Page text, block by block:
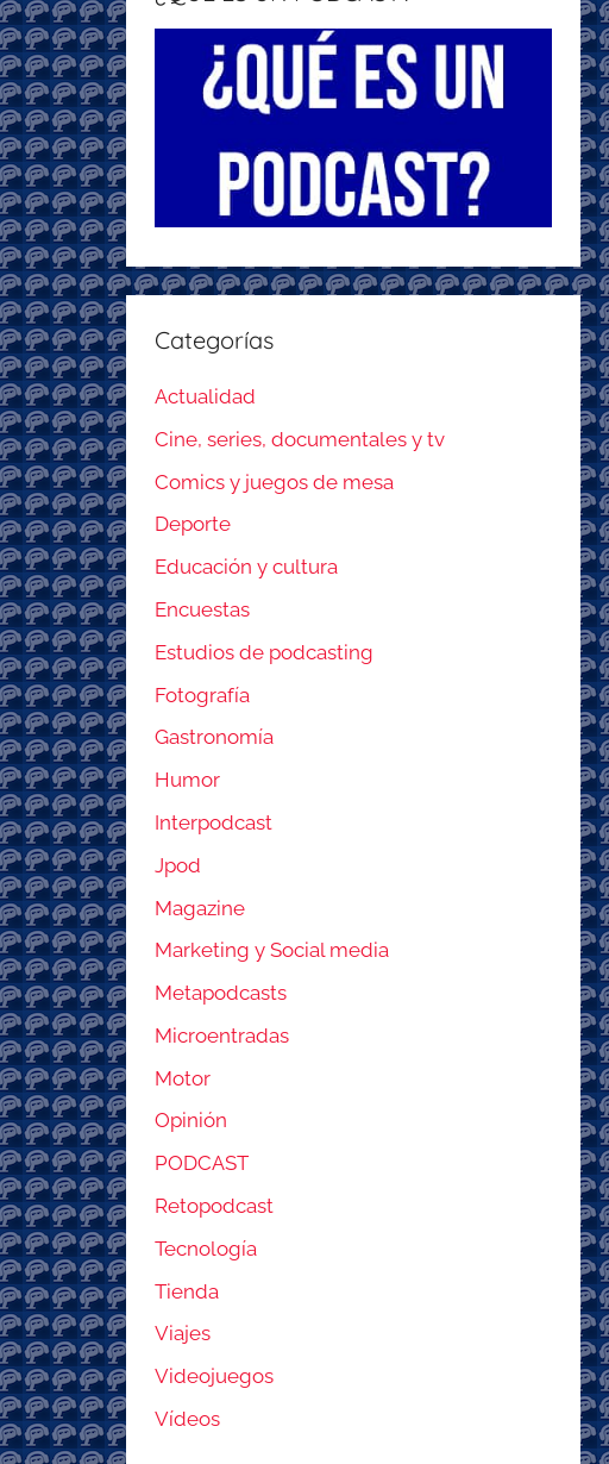
Categorías
Actualidad
Cine, series, documentales y tv
Comics y juegos de mesa
Deporte
Educación y cultura
Encuestas
Estudios de podcasting
Fotografía
Gastronomía
Humor
Interpodcast
Jpod
Magazine
Marketing y Social media
Metapodcasts
Microentradas
Motor
Opinión
PODCAST
Retopodcast
Tecnología
Tienda
Viajes
Videojuegos
Vídeos